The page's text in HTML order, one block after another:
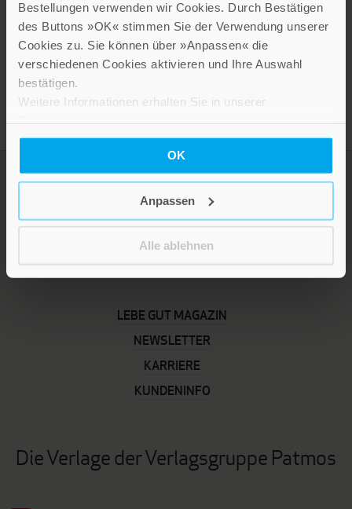
Bestellungen verwenden wir Cookies. Durch Bestätigen
des Buttons »OK« stimmen Sie der Verwendung unserer
Cookies zu. Sie können über »Anpassen« die
verschiedenen Cookies aktivieren und Ihre Auswahl
bestätigen.
Weitere Informationen erhalten Sie in unserer
OK
Anpassen
Alle ablehnen
Presseinformation drucken
LEBE GUT MAGAZIN
NEWSLETTER
KARRIERE
KUNDENINFO
Die Verlage der Verlagsgruppe Patmos